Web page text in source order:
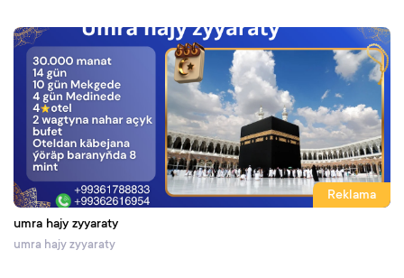
Reklama
umra hajy zyyaraty
umra hajy zyyaraty